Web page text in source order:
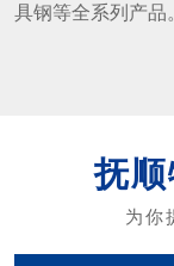
具钢等全系列产品